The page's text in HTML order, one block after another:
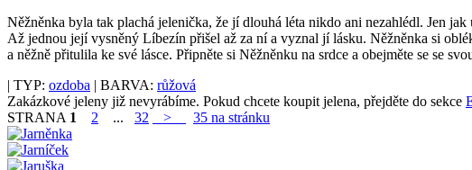
Něžněnka byla tak plachá jelenička, že jí dlouhá léta nikdo ani nezahlédl. Jen
Až jednou její vysněný Líbezín přišel až za ní a vyznal jí lásku. Něžněnka si
a něžně přitulila ke své lásce. Připněte si Něžněnku na srdce a obejměte se se
| TYP: ozdoba | BARVA: růžová
Zakázkové jeleny již nevyrábíme. Pokud chcete koupit jelena, přejděte do sekce
STRANA 1 2 ... 32 > 35 na stránku